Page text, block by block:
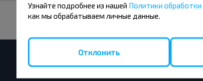
Узнайте подробнее из нашей Политики
как мы обрабатываем личные данные.
Отклонить